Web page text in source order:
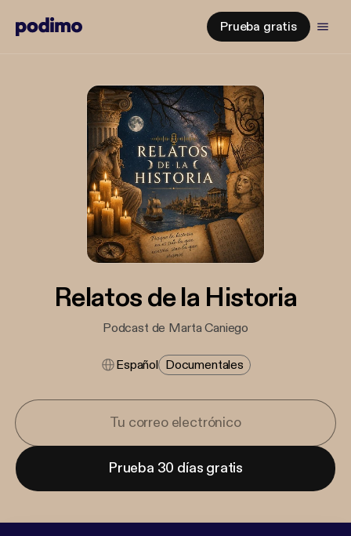
Prueba gratis
Relatos de la Historia
Podcast de Marta Caniego
Español Documentales
Prueba 30 días gratis